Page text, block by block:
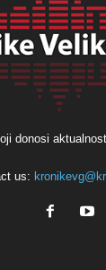
donosi
us: